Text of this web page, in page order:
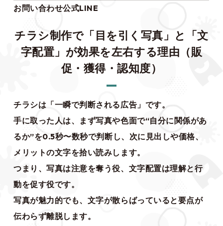
お問い合わせ公式LINE
チラシ制作で「目を引く写真」と「文
字配置」が効果を左右する理由（販
促・獲得・認知度）
チラシは「一瞬で判断される広告」です。
手に取った人は、まず写真や色面で“自分に関係があ
るか”を0.5秒〜数秒で判断し、次に見出しや価格、
メリットの文字を拾い読みします。
つまり、写真は注意を奪う役、文字配置は理解と行
動を促す役です。
写真が魅力的でも、文字が散らばっていると要点が
伝わらず離脱します。